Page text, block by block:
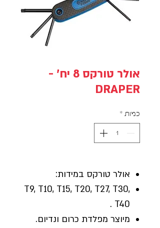
אולר טורקס 8 יח' -
DRAPER
כמות *
אולר טורקס במידות:
T9, T10, T15, T20, T27, T30,
T40 .
מיוצר מפלדת כרום ונדיום.